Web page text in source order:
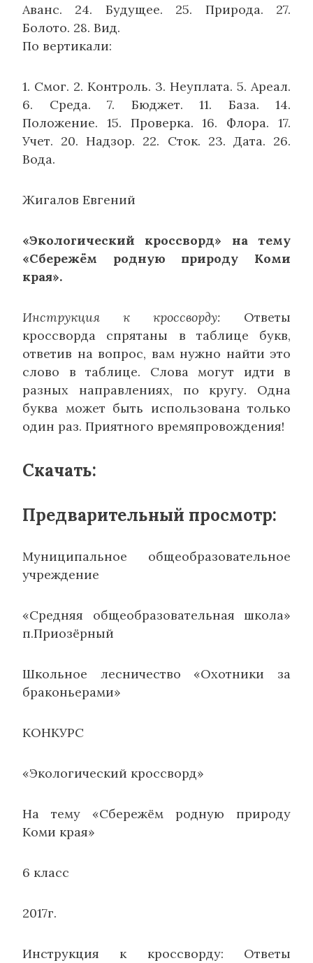
Аванс. 24. Будущее. 25. Природа. 27.
Болото. 28. Вид.
По вертикали:
1. Смог. 2. Контроль. 3. Неуплата. 5. Ареал.
6. Среда. 7. Бюджет. 11. База. 14.
Положение. 15. Проверка. 16. Флора. 17.
Учет. 20. Надзор. 22. Сток. 23. Дата. 26.
Вода.
Жигалов Евгений
«Экологический кроссворд» на тему
«Сбережём родную природу Коми
края».
Инструкция к кроссворду: Ответы
кроссворда спрятаны в таблице букв,
ответив на вопрос, вам нужно найти это
слово в таблице. Слова могут идти в
разных направлениях, по кругу. Одна
буква может быть использована только
один раз. Приятного времяпровождения!
Скачать:
Предварительный просмотр:
Муниципальное общеобразовательное
учреждение
«Средняя общеобразовательная школа»
п.Приозёрный
Школьное лесничество «Охотники за
браконьерами»
КОНКУРС
«Экологический кроссворд»
На тему «Сбережём родную природу
Коми края»
6 класс
2017г.
Инструкция к кроссворду: Ответы